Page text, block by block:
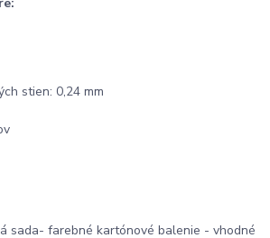
stien: 0,24 mm
sada- farebné kartónové balenie - vhodné